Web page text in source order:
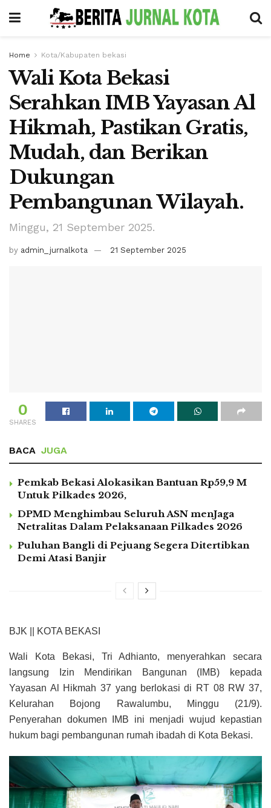
Home Kota/Kabupaten bekasi
Wali Kota Bekasi
Serahkan IMB Yayasan Al
Hikmah, Pastikan Gratis,
Mudah, dan Berikan
Dukungan
Pembangunan Wilayah.
Minggu, 21 September 2025.
by admin_jurnalkota 21 September 2025
0
SHARES
BACA JUGA
Pemkab Bekasi Alokasikan Bantuan Rp59,9 M
Untuk Pilkades 2026,
DPMD Menghimbau Seluruh ASN menJaga
Netralitas Dalam Pelaksanaan Pilkades 2026
Puluhan Bangli di Pejuang Segera Ditertibkan
Demi Atasi Banjir
BJK || KOTA BEKASI
Wali Kota Bekasi, Tri Adhianto, menyerahkan secara
langsung Izin Mendirikan Bangunan (IMB) kepada
Yayasan Al Hikmah 37 yang berlokasi di RT 08 RW 37,
Kelurahan Bojong Rawalumbu, Minggu (21/9).
Penyerahan dokumen IMB ini menjadi wujud kepastian
hukum bagi pembangunan rumah ibadah di Kota Bekasi.